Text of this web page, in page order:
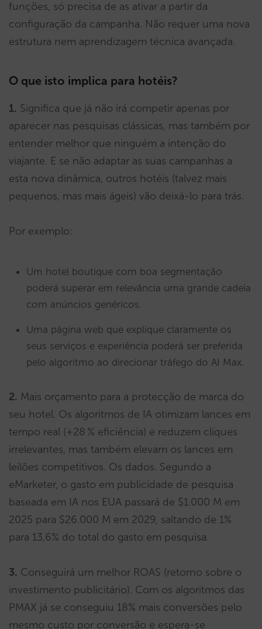
funções, só precisa de as ativar a partir da
configuração da campanha. Não requer uma nova
estrutura nem aprendizagem técnica avançada.
O que isto implica para hotéis?
1. Significa que já não irá competir apenas por
aparecer nas pesquisas clássicas, mas também por
entender melhor que ninguém a intenção do
viajante. E se não adaptar as suas campanhas a
esta nova dinâmica, outros hotéis (talvez mais
pequenos, mas mais ágeis) vão deixá-lo para trás.
Por exemplo:
Um hotel boutique com boa segmentação
poderá superar em relevância uma grande cadeia
com anúncios genéricos.
Uma página web que explique claramente os
seus serviços e experiência poderá ser preferida
pelo algoritmo ao direcionar tráfego do AI Max.
2. Mais orçamento para a protecção de marca do
seu hotel. Os algoritmos de IA otimizam lances em
tempo real (+28 % eficiência) e reduzem cliques
irrelevantes, mas também elevam os lances em
leilões competitivos. Os dados. Segundo a
eMarketer, o gasto em publicidade de pesquisa
baseada em IA nos EUA passará de $1.000 M em
2025 para $26.000 M em 2029, saltando de 1%
para 13,6% do total do gasto em pesquisa.
3. Conseguirá um melhor ROAS (retorno sobre o
investimento publicitário). Com os algoritmos das
PMAX já se conseguiu 18% mais conversões pelo
mesmo custo por conversão e espera-se